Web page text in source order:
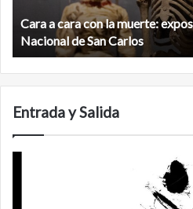
la
biosfera
de
Calakmul
Minanbé, la ciudad maya
Calakmul
Entrada y Salida